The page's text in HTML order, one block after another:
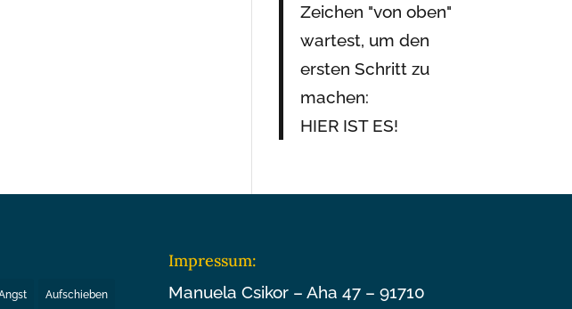
Zeichen "von oben"
wartest, um den
ersten Schritt zu
machen:
HIER IST ES!
Aufschieben
Impressum:
Manuela Csikor – Aha 47 – 91710